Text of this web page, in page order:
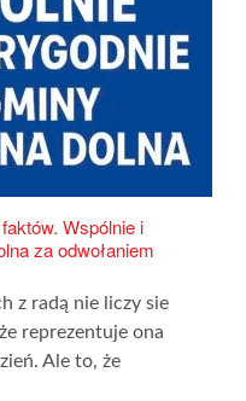
Wspólnie i
za odwołaniem
z radą nie liczy sie
reprezentuje ona
Ale to, że